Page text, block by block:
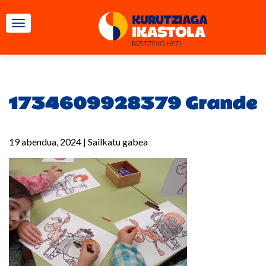
TOGGLE NAVIGATION
1734609928379 Grande
19 abendua, 2024 | Sailkatu gabea